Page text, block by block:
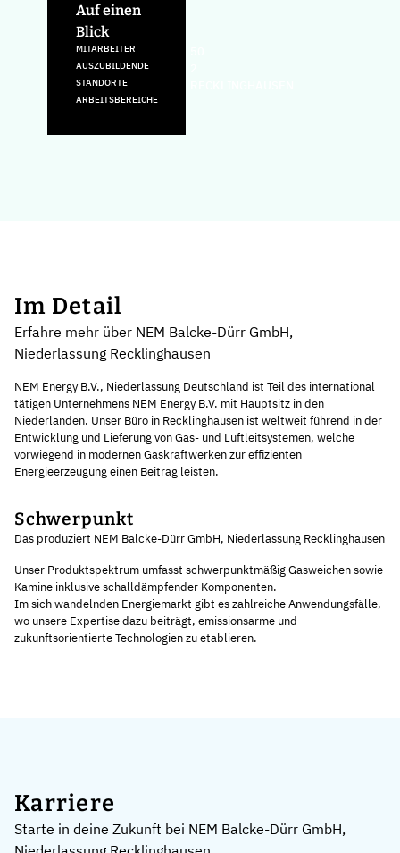
Auf einen
Blick
MITARBEITER
AUSZUBILDENDE
STANDORTE
ARBEITSBEREICHE
Im Detail
Erfahre mehr über NEM Balcke-Dürr GmbH,
Niederlassung Recklinghausen
NEM Energy B.V., Niederlassung Deutschland ist Teil des international
tätigen Unternehmens NEM Energy B.V. mit Hauptsitz in den
Niederlanden. Unser Büro in Recklinghausen ist weltweit führend in der
Entwicklung und Lieferung von Gas- und Luftleitsystemen, welche
vorwiegend in modernen Gaskraftwerken zur effizienten
Energieerzeugung einen Beitrag leisten.
Schwerpunkt
Das produziert NEM Balcke-Dürr GmbH, Niederlassung Recklinghausen
Unser Produktspektrum umfasst schwerpunktmäßig Gasweichen sowie
Kamine inklusive schalldämpfender Komponenten.
Im sich wandelnden Energiemarkt gibt es zahlreiche Anwendungsfälle,
wo unsere Expertise dazu beiträgt, emissionsarme und
zukunftsorientierte Technologien zu etablieren.
Karriere
Starte in deine Zukunft bei NEM Balcke-Dürr GmbH,